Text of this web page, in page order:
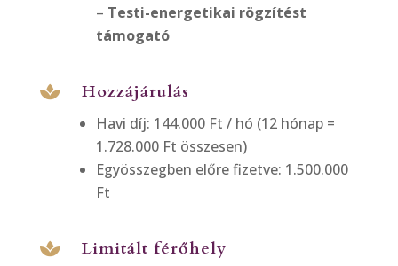
– Testi-energetikai rögzítést
támogató
 Hozzájárulás
Havi díj: 144.000 Ft / hó (12 hónap =
1.728.000 Ft összesen)
Egyösszegben előre fizetve: 1.500.000
Ft
 Limitált férőhely